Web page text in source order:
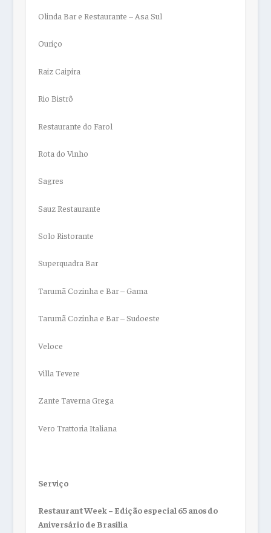
Olinda Bar e Restaurante – Asa Sul
Ouriço
Raiz Caipira
Rio Bistrô
Restaurante do Farol
Rota do Vinho
Sagres
Sauz Restaurante
Solo Ristorante
Superquadra Bar
Tarumã Cozinha e Bar – Gama
Tarumã Cozinha e Bar – Sudoeste
Veloce
Villa Tevere
Zante Taverna Grega
Vero Trattoria Italiana
Serviço
Restaurant Week – Edição especial 65 anos do
Aniversário de Brasília